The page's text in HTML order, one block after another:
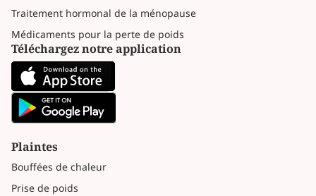
Traitement hormonal de la ménopause
Médicaments pour la perte de poids
Téléchargez notre application
Plaintes
Bouffées de chaleur
Prise de poids